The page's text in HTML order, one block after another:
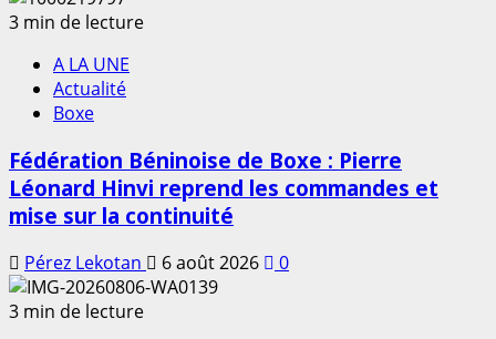
3 min de lecture
A LA UNE
Actualité
Boxe
Fédération Béninoise de Boxe : Pierre
Léonard Hinvi reprend les commandes et
mise sur la continuité
Pérez Lekotan 6 août 2026
0
3 min de lecture